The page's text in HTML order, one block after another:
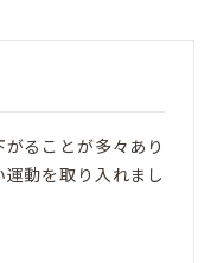
ることが多々あり
動を取り入れまし